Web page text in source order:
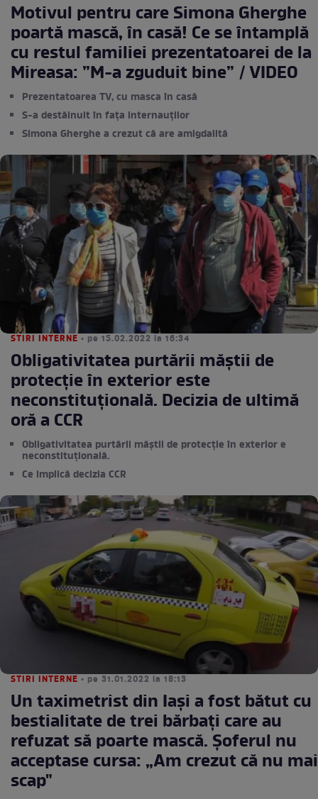
Motivul pentru care Simona Gherghe
poartă mască, în casă! Ce se întamplă
cu restul familiei prezentatoarei de la
Mireasa: ”M-a zguduit bine” / VIDEO
Prezentatoarea TV, cu masca în casă
S-a destăinuit în fața internauților
Simona Gherghe a crezut că are amigdalită
STIRI INTERNE • pe 15.02.2022 la 16:34
Obligativitatea purtării măștii de
protecție în exterior este
neconstituțională. Decizia de ultimă
oră a CCR
Obligativitatea purtării măștii de protecție în exterior e
neconstituțională.
Ce implică decizia CCR
STIRI INTERNE • pe 31.01.2022 la 18:13
Un taximetrist din Iași a fost bătut cu
bestialitate de trei bărbați care au
refuzat să poarte mască. Șoferul nu
acceptase cursa: „Am crezut că nu mai
scap"